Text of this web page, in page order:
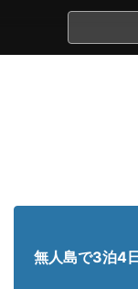
無人島で3泊4